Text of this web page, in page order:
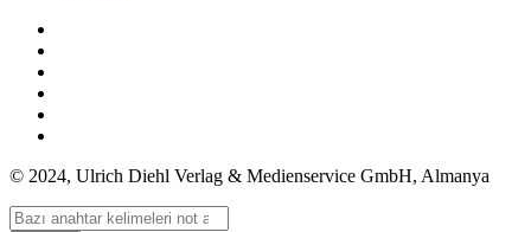
© 2024, Ulrich Diehl Verlag & Medienservice GmbH, Almanya